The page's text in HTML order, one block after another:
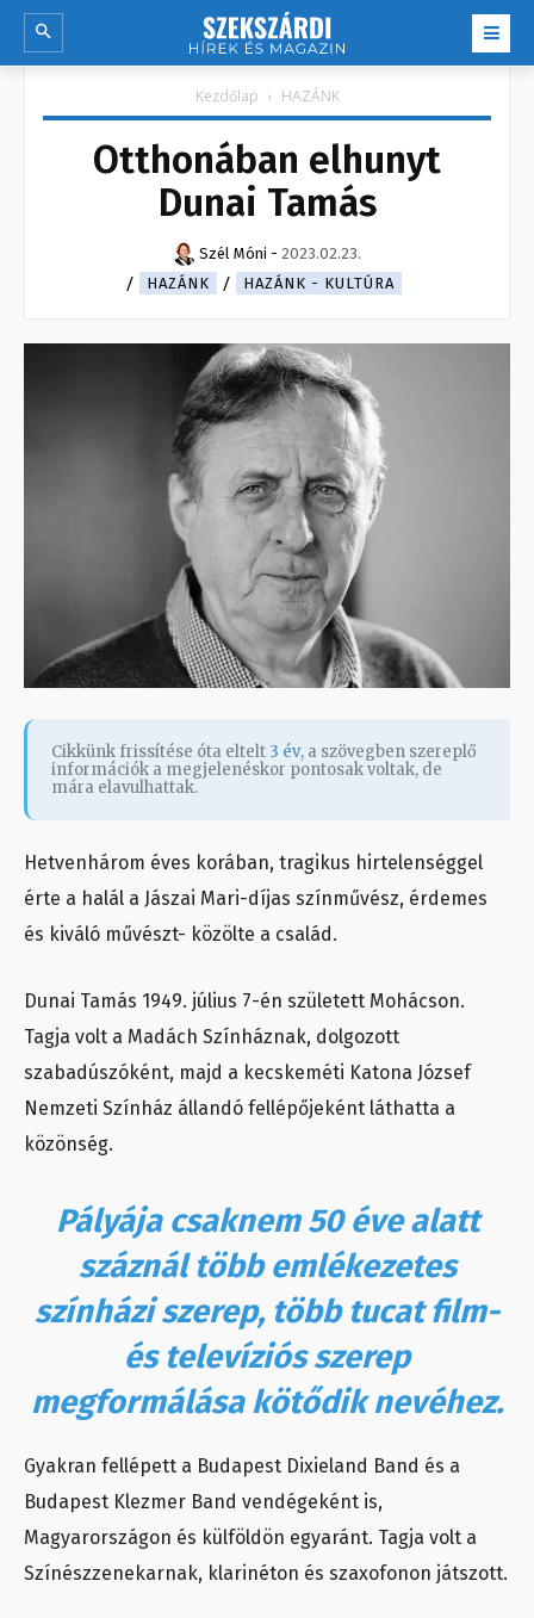
Kezdőlap HAZÁNK
Otthonában elhunyt
Dunai Tamás
Szél Móni - 2023.02.23.
HAZÁNK
HAZÁNK - KULTÚRA
Cikkünk frissítése óta eltelt 3 év, a szövegben szereplő
információk a megjelenéskor pontosak voltak, de
mára elavulhattak.
Hetvenhárom éves korában, tragikus hirtelenséggel
érte a halál a Jászai Mari-díjas színművész, érdemes
és kiváló művészt- közölte a család.
Dunai Tamás 1949. július 7-én született Mohácson.
Tagja volt a Madách Színháznak, dolgozott
szabadúszóként, majd a kecskeméti Katona József
Nemzeti Színház állandó fellépőjeként láthatta a
közönség.
Pályája csaknem 50 éve alatt
száznál több emlékezetes
színházi szerep, több tucat film-
és televíziós szerep
megformálása kötődik nevéhez.
Gyakran fellépett a Budapest Dixieland Band és a
Budapest Klezmer Band vendégeként is,
Magyarországon és külföldön egyaránt. Tagja volt a
Színészzenekarnak, klarinéton és szaxofonon játszott.